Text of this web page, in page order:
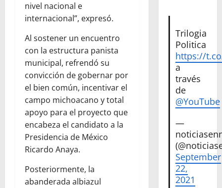
nivel nacional e
internacional”, expresó.
Al sostener un encuentro
con la estructura panista
municipal, refrendó su
convicción de gobernar por
el bien común, incentivar el
campo michoacano y total
apoyo para el proyecto que
encabeza el candidato a la
Presidencia de México
Ricardo Anaya.
Posteriormente, la
abanderada albiazul
Trilogia
Politica
https://
a
través
de
@YouTube
—
September
22,
2021